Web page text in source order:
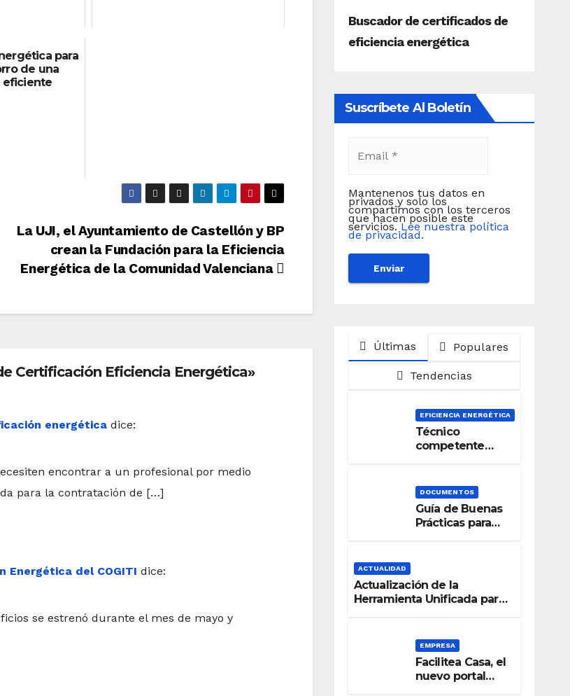
para
de una
eficiente
La UJI, el Ayuntamiento de Castellón y BP
crean la Fundación para la Eficiencia
Energética de la Comunidad Valenciana
Certificación Eficiencia Energética»
energética dice:
encontrar a un profesional por medio
para la contratación de […]
del COGITI dice:
se estrenó durante el mes de mayo y
Suscríbete Al Boletín
Mantenenos tus datos en
privados y solo los
compartimos con los terceros
que hacen posible este
servicios. Lee nuestra política
de privacidad.
Últimas Populares
Tendencias
EFICIENCIA ENERGÉTICA
Técnico
competente
la Eficiencia
Energética
DOCUMENTOS
Guía de Buenas
Prácticas para
ACTUALIDAD
Actualización de la
Herramienta Unificada para
EMPRESA
Facilitea Casa, el
nuevo portal